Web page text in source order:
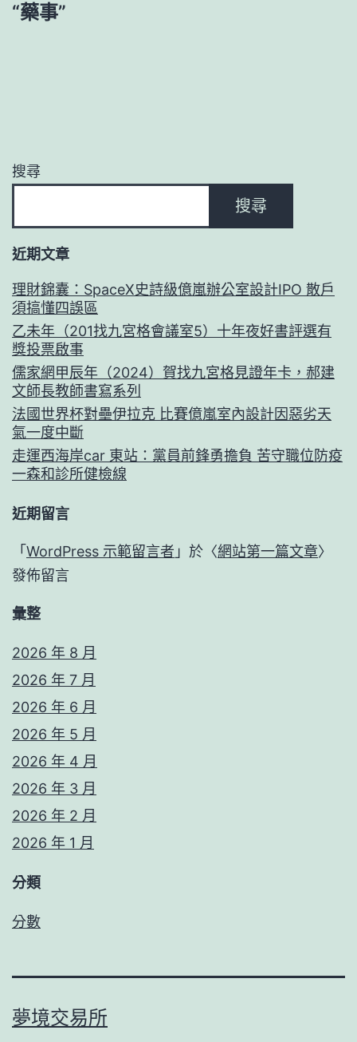
“藥事”
搜尋
搜尋
近期文章
理財錦囊：SpaceX史詩級億嵐辦公室設計IPO 散戶
須搞懂四誤區
乙未年（201找九宮格會議室5）十年夜好書評選有
獎投票啟事
儒家網甲辰年（2024）賀找九宮格見證年卡，郝建
文師長教師書寫系列
法國世界杯對壘伊拉克 比賽億嵐室內設計因惡劣天
氣一度中斷
走運西海岸car 東站：黨員前鋒勇擔負 苦守職位防疫
一森和診所健檢線
近期留言
「 WordPress 示範留言者 」於〈網站第一篇文章〉
發佈留言
彙整
2026 年 8 月
2026 年 7 月
2026 年 6 月
2026 年 5 月
2026 年 4 月
2026 年 3 月
2026 年 2 月
2026 年 1 月
分類
分數
夢境交易所